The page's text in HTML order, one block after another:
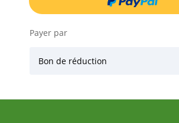
Payer par
Bon de réduction